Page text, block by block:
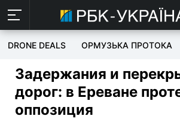
DRONE DEALS ОРМУЗЬКА ПРОТОКА
Задержания и
дорог: в Ереване
оппозиция